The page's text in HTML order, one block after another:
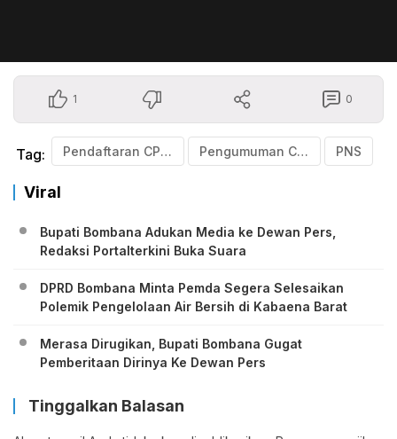
1 0
Tag: Pendaftaran CPNS Pengumuman CPNS 2024 PNS
Viral
Bupati Bombana Adukan Media ke Dewan Pers,
Redaksi Portalterkini Buka Suara
DPRD Bombana Minta Pemda Segera Selesaikan
Polemik Pengelolaan Air Bersih di Kabaena Barat
Merasa Dirugikan, Bupati Bombana Gugat
Pemberitaan Dirinya Ke Dewan Pers
Tinggalkan Balasan